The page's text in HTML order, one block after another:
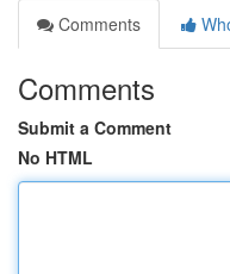
Comments
Comments
Submit a Comment
No HTML